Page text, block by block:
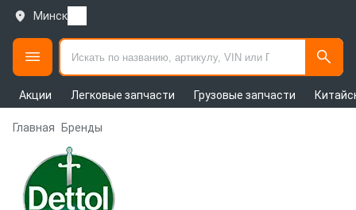
Минск
Акции Легковые запчасти Грузовые запчасти
Главная Бренды